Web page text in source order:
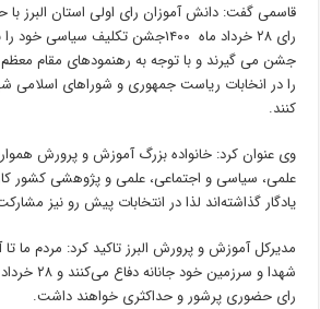
قاسمی گفت: دانش آموزان رای اولی استان البرز
رای ۲۸ خرداد ماه ۱۴۰۰جشن تکلیف
جشن می گیرند و با توجه به رهنمودهای مقام معظم
را در انخابات ریاست جمهوری و شوراهای اسلامی
کنند.
وی عنوان کرد: خانواده بزرگ آموزش و پرورش
علمی، سیاسی و اجتماعی، علمی و پژوهشی کشور
یادگار گذاشته‌اند لذا در انتخابات پیش رو نیز
مدیرکل آموزش و پرورش البرز تاکید کرد: مردم ما
رای حضوری پرشور و حداکثری خواهند داشت.